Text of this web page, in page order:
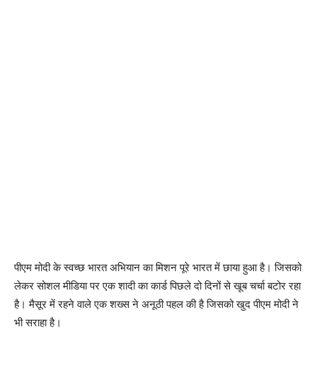
पीएम मोदी के स्वच्छ भारत अभियान का मिशन पूरे भारत में छाया हुआ है। जिसको
लेकर सोशल मीडिया पर एक शादी का कार्ड पिछले दो दिनों से खूब चर्चा बटोर रहा
है। मैसूर में रहने वाले एक शख्स ने अनूठी पहल की है जिसको खुद पीएम मोदी ने
भी सराहा है।